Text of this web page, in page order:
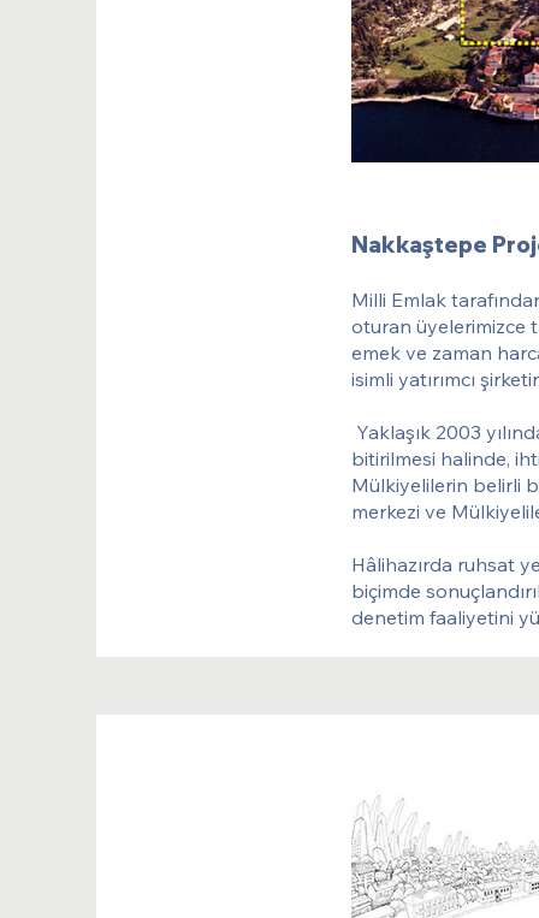
Nakkaştepe
Milli Emlak
oturan üyelerimizce
emek ve zaman
isimli yatırımcı
Yaklaşık 2003
bitirilmesi halinde,
Mülkiyelilerin belirli
merkezi ve
Hâlihazırda ruhsat
biçimde
denetim faaliyetini